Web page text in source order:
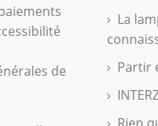
de
La
Partir